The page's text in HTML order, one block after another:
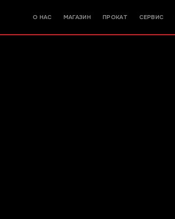
О НАС МАГАЗИН ПРОКАТ СЕРВИС